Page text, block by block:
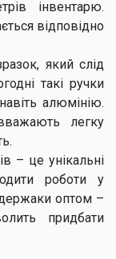
інвентарю.
відповідно
який слід
такі ручки
алюмінію.
легку
– це унікальні
роботи у
оптом –
придбати